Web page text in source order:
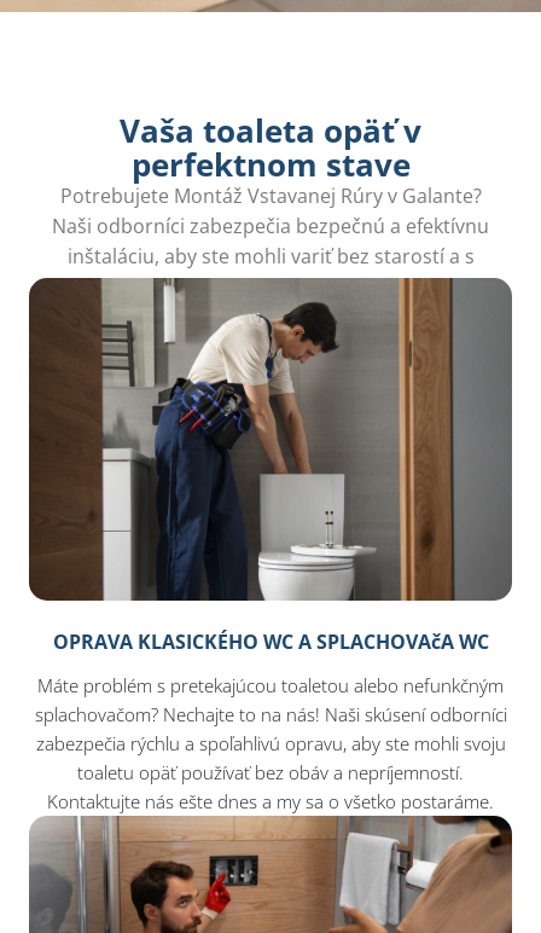
Vaša toaleta opäť v
perfektnom stave
Potrebujete Montáž Vstavanej Rúry v Galante?
Naši odborníci zabezpečia bezpečnú a efektívnu
inštaláciu, aby ste mohli variť bez starostí a s
radosťou využívať váš nový kuchynský priestor.
OPRAVA KLASICKÉHO WC A SPLACHOVAčA WC
Máte problém s pretekajúcou toaletou alebo nefunkčným
splachovačom? Nechajte to na nás! Naši skúsení odborníci
zabezpečia rýchlu a spoľahlivú opravu, aby ste mohli svoju
toaletu opäť používať bez obáv a nepríjemností.
Kontaktujte nás ešte dnes a my sa o všetko postaráme.